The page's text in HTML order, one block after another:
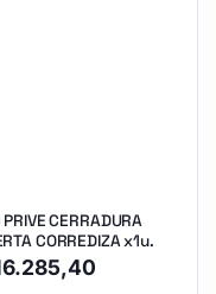
CERRADURA
CORREDIZA x1u.